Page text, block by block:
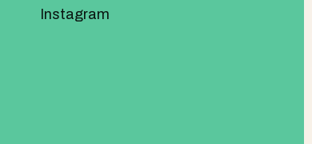
Instagram